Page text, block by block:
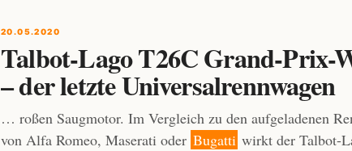
20.05.2020
Talbot-Lago T26C Grand-Prix-
– der letzte Universalrennwagen
… roßen Saugmotor. Im Vergleich zu den aufgeladenen
von Alfa Romeo, Maserati oder Bugatti wirkt der Talbot-